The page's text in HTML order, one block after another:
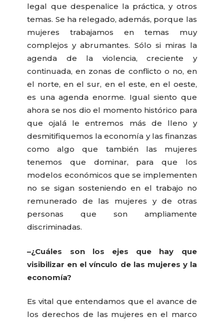
legal que despenalice la práctica, y otros
temas. Se ha relegado, además, porque las
mujeres trabajamos en temas muy
complejos y abrumantes. Sólo si miras la
agenda de la violencia, creciente y
continuada, en zonas de conflicto o no, en
el norte, en el sur, en el este, en el oeste,
es una agenda enorme. Igual siento que
ahora se nos dio el momento histórico para
que ojalá le entremos más de lleno y
desmitifiquemos la economía y las finanzas
como algo que también las mujeres
tenemos que dominar, para que los
modelos económicos que se implementen
no se sigan sosteniendo en el trabajo no
remunerado de las mujeres y de otras
personas que son ampliamente
discriminadas.
–¿Cuáles son los ejes que hay que
visibilizar en el vínculo de las mujeres y la
economía?
Es vital que entendamos que el avance de
los derechos de las mujeres en el marco